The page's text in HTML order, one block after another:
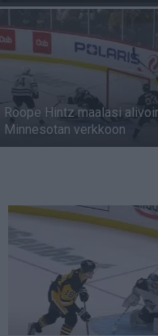
Roope Hintz maalasi
Minnesotan verkkoon